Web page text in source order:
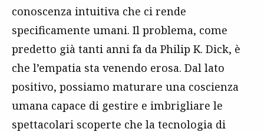
conoscenza intuitiva che ci rende
specificamente umani. Il problema, come
predetto già tanti anni fa da Philip K. Dick, è
che l’empatia sta venendo erosa. Dal lato
positivo, possiamo maturare una coscienza
umana capace di gestire e imbrigliare le
spettacolari scoperte che la tecnologia di